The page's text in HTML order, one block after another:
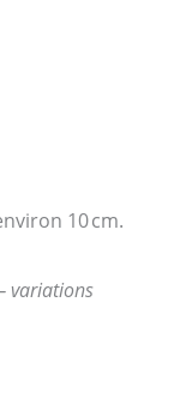
10 cm.
variations